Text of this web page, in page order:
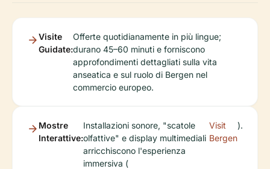
Visite
Guidate:
Offerte quotidianamente in più lingue;
durano 45–60 minuti e forniscono
approfondimenti dettagliati sulla vita
anseatica e sul ruolo di Bergen nel
commercio europeo.
Mostre
Interattive:
Installazioni sonore, "scatole
olfattive" e display multimediali
arricchiscono l'esperienza
immersiva (
Visit
Bergen
).